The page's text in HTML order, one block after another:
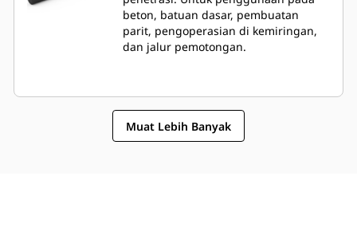
beton, batuan dasar, pembuatan
parit, pengoperasian di kemiringan,
dan jalur pemotongan.
Muat Lebih Banyak